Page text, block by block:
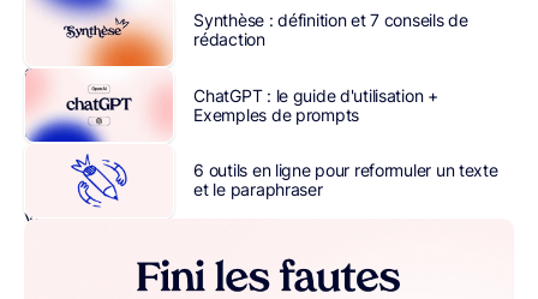
satisfaire
clients.
réaliser
vente,
vous
Synthèse : définition et 7 conseils de
rédaction
ChatGPT : le guide d'utilisation +
Exemples de prompts
6 outils en ligne pour reformuler un texte
et le paraphraser